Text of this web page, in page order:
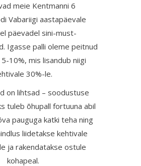
meie Kentmanni 6
Vabariigi aastapäevale
päevadel sini-must-
Igasse palli oleme peitnud
10%, mis lisandub niigi
30%-le.
on lihtsad – soodustuse
tuleb õhupall fortuuna abil
pauguga katki teha ning
liidetakse kehtivale
ja rakendatakse ostule
kohapeal.